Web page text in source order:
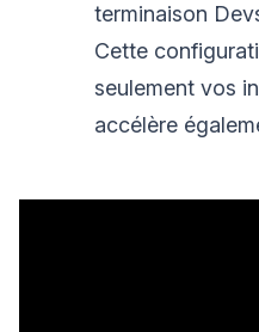
terminaison
Cette
seulement vos
accélère